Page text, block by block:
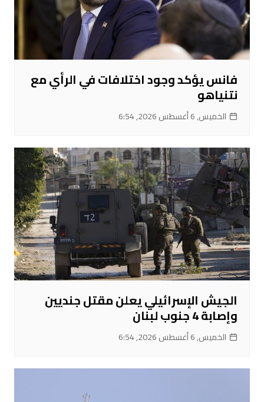
فانس يؤكد وجود اختلافات في الرأي مع
نتنياهو
الخميس, 6 أغسطس 2026, 6:54
الجيش الإسرائيلي يعلن مقتل جنديين
وإصابة 4 جنوب لبنان
الخميس, 6 أغسطس 2026, 6:54